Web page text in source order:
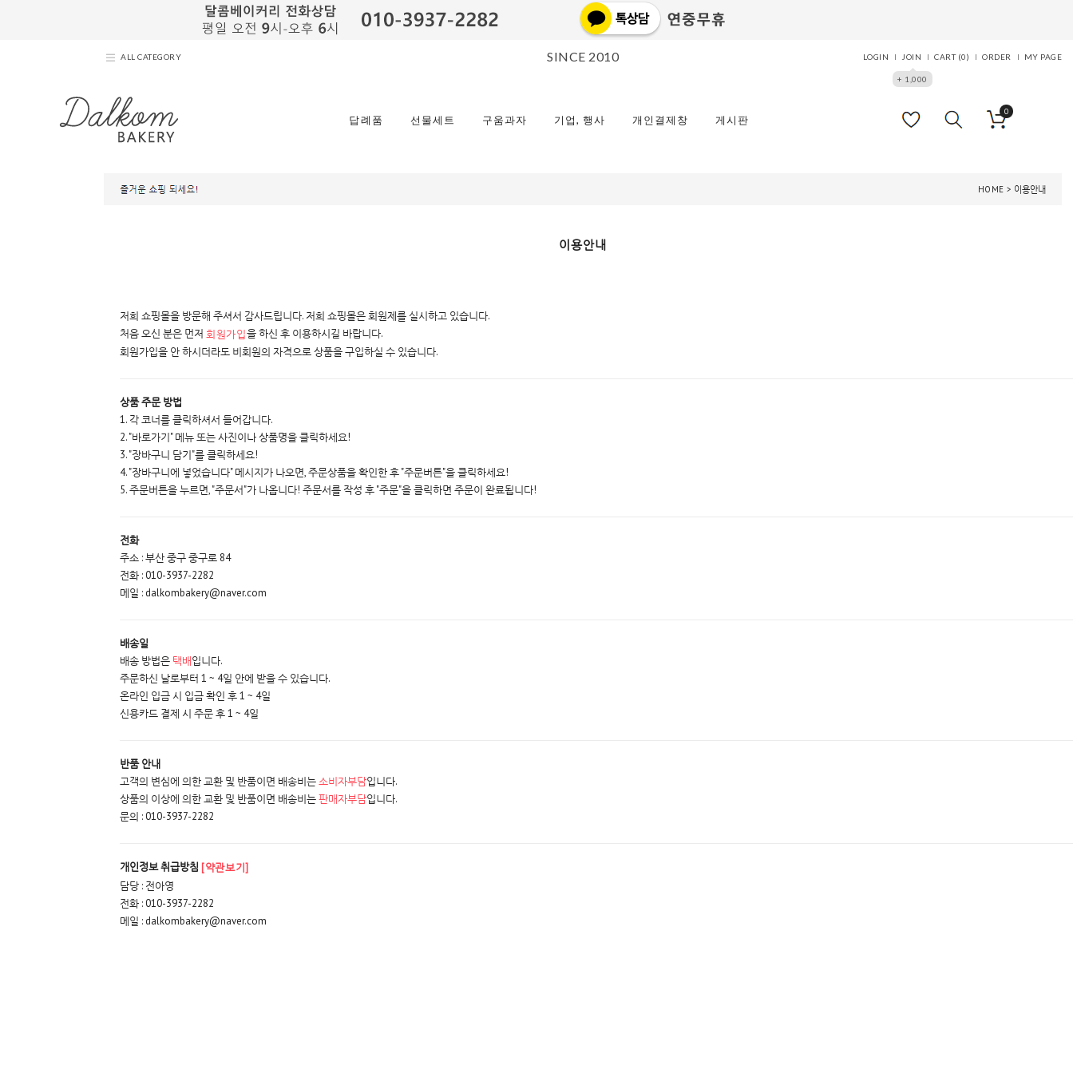
ALL CATEGORY SINCE 2010 LOGIN JOIN
+ 1,000
CART (0) ORDER MY PAGE
0
답례품 선물세트 구움과자 기업, 행사 개인결제창 게시판
HOME > 이용안내
이용안내
저희 쇼핑몰을 방문해 주셔서 감사드립니다. 저희 쇼핑몰은 회원제를 실시하고 있습니다.
처음 오신 분은 먼저 회원가입을 하신 후 이용하시길 바랍니다.
회원가입을 안 하시더라도 비회원의 자격으로 상품을 구입하실 수 있습니다.
상품 주문 방법
1. 각 코너를 클릭하셔서 들어갑니다.
2. "바로가기" 메뉴 또는 사진이나 상품명을 클릭하세요!
3. "장바구니 담기"를 클릭하세요!
4. "장바구니에 넣었습니다" 메시지가 나오면, 주문상품을 확인한 후 "주문버튼"을 클릭하세요!
5. 주문버튼을 누르면, "주문서"가 나옵니다! 주문서를 작성 후 "주문"을 클릭하면 주문이 완료됩니다!
전화
주소 : 부산 중구 중구로 84
전화 : 010-3937-2282
메일 : dalkombakery@naver.com
배송일
배송 방법은 택배입니다.
주문하신 날로부터 1 ~ 4일 안에 받을 수 있습니다.
온라인 입금 시 입금 확인 후 1 ~ 4일
신용카드 결제 시 주문 후 1 ~ 4일
반품 안내
고객의 변심에 의한 교환 및 반품이면 배송비는소비자부담입니다.
상품의 이상에 의한 교환 및 반품이면 배송비는판매자부담입니다.
문의 : 010-3937-2282
개인정보 취급방침 [약관보기]
담당 : 전아영
전화 : 010-3937-2282
메일 : dalkombakery@naver.com